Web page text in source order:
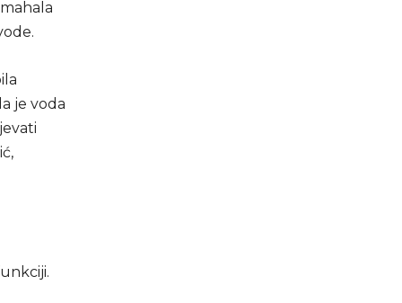
je voda